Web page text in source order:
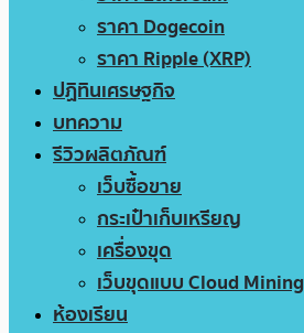
ราคา Dogecoin
ราคา Ripple (XRP)
ปฏิทินเศรษฐกิจ
บทความ
รีวิวผลิตภัณฑ์
เว็บซื้อขาย
กระเป๋าเก็บเหรียญ
เครื่องขุด
เว็บขุดแบบ Cloud Mining
ห้องเรียน